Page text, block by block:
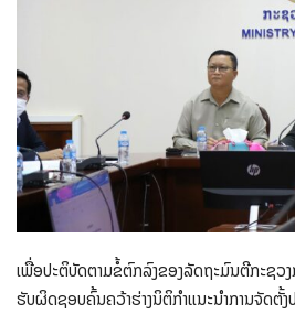
ເພື່ອປະຕິບັດຕາມຂໍ້ຕົກລົງຂອງລັດຖະມົນຕີກະຊວງ
ຮັບຜິດຊອບຄົ້ນຄວ້າຮ່າງນິຕິກໍາແນະນໍາການຈັດຕັ້